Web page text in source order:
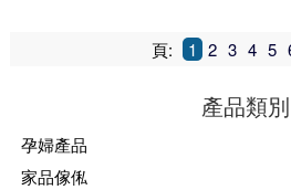
產品類別
孕婦產品
家品傢俬
頁: 1 2 3 4 5